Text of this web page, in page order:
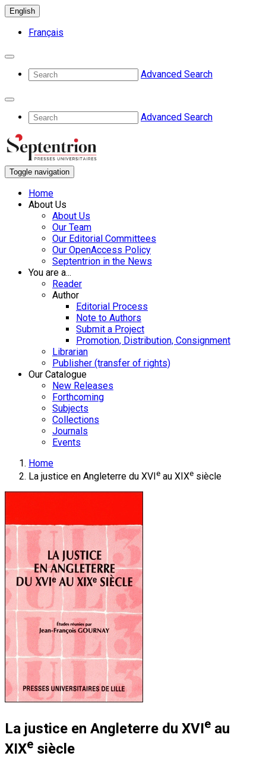
English
Français
Advanced Search
Advanced Search
Toggle navigation
Home
About Us
About Us
Our Team
Our Editorial Committees
Our OpenAccess Policy
Septentrion in the News
You are a...
Reader
Author
Editorial Process
Note to Authors
Submit a Project
Promotion, Distribution, Consignment
Librarian
Publisher (transfer of rights)
Our Catalogue
New Releases
Forthcoming
Subjects
Collections
Journals
Events
Home
La justice en Angleterre du XVI e au XIXe siècle
La justice en Angleterre du XVIe au
XIXe siècle